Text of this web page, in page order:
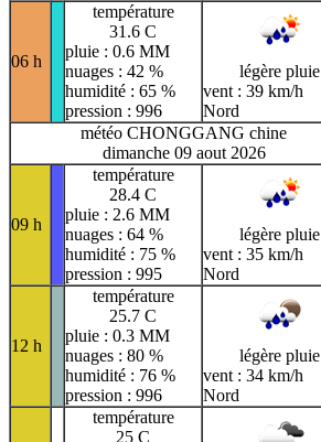
06 h
température
31.6 C
pluie : 0.6 MM
nuages : 42 %
humidité : 65 %
pression : 996
légère pluie
vent : 39 km/h
Nord
météo CHONGGANG chine
dimanche 09 aout 2026
09 h
température
28.4 C
pluie : 2.6 MM
nuages : 64 %
humidité : 75 %
pression : 995
légère pluie
vent : 35 km/h
Nord
12 h
température
25.7 C
pluie : 0.3 MM
nuages : 80 %
humidité : 76 %
pression : 996
légère pluie
vent : 34 km/h
Nord
température
25 C